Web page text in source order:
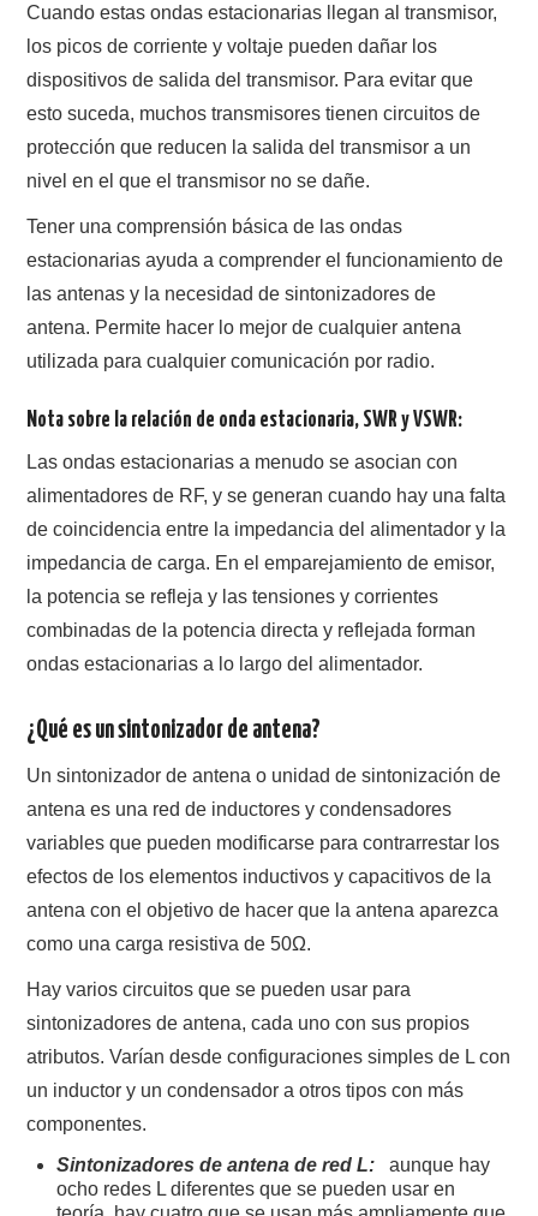
Cuando estas ondas estacionarias llegan al transmisor,
los picos de corriente y voltaje pueden dañar los
dispositivos de salida del transmisor. Para evitar que
esto suceda, muchos transmisores tienen circuitos de
protección que reducen la salida del transmisor a un
nivel en el que el transmisor no se dañe.
Tener una comprensión básica de las ondas
estacionarias ayuda a comprender el funcionamiento de
las antenas y la necesidad de sintonizadores de
antena. Permite hacer lo mejor de cualquier antena
utilizada para cualquier comunicación por radio.
Nota sobre la relación de onda estacionaria, SWR y VSWR:
Las ondas estacionarias a menudo se asocian con
alimentadores de RF, y se generan cuando hay una falta
de coincidencia entre la impedancia del alimentador y la
impedancia de carga. En el emparejamiento de emisor,
la potencia se refleja y las tensiones y corrientes
combinadas de la potencia directa y reflejada forman
ondas estacionarias a lo largo del alimentador.
¿Qué es un sintonizador de antena?
Un sintonizador de antena o unidad de sintonización de
antena es una red de inductores y condensadores
variables que pueden modificarse para contrarrestar los
efectos de los elementos inductivos y capacitivos de la
antena con el objetivo de hacer que la antena aparezca
como una carga resistiva de 50Ω.
Hay varios circuitos que se pueden usar para
sintonizadores de antena, cada uno con sus propios
atributos. Varían desde configuraciones simples de L con
un inductor y un condensador a otros tipos con más
componentes.
Sintonizadores de antena de red L: aunque hay
ocho redes L diferentes que se pueden usar en